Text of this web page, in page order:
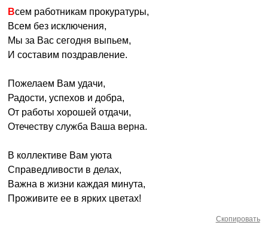
Всем работникам прокуратуры,
Всем без исключения,
Мы за Вас сегодня выпьем,
И составим поздравление.
Пожелаем Вам удачи,
Радости, успехов и добра,
От работы хорошей отдачи,
Отечеству служба Ваша верна.
В коллективе Вам уюта
Справедливости в делах,
Важна в жизни каждая минута,
Проживите ее в ярких цветах!
Скопировать